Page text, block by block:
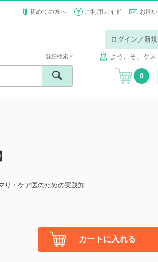
初めての方へ ご利用ガイド お問
ログイン／新
ようこそ、ゲス
詳細検索
0
・ケア医のための実践知
カートに入れる